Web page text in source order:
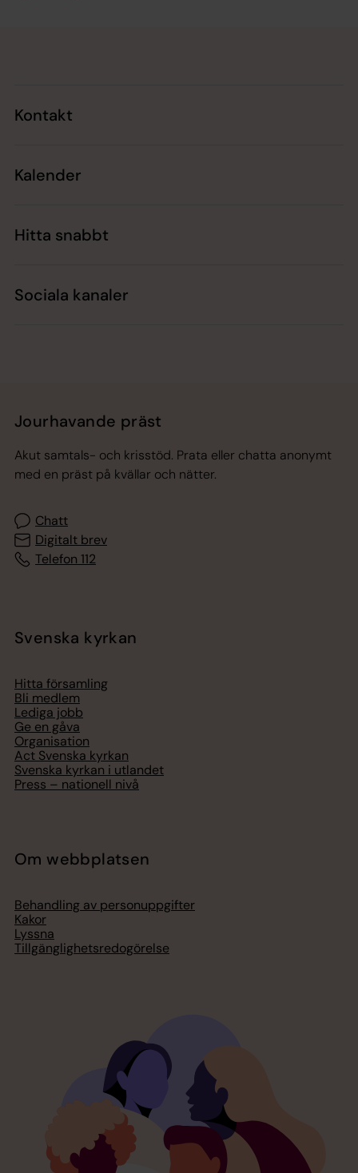
Kontakt
Kalender
Hitta snabbt
Sociala kanaler
Jourhavande präst
Akut samtals- och krisstöd. Prata eller chatta anonymt
med en präst på kvällar och nätter.
Chatt
Digitalt brev
Telefon 112
Svenska kyrkan
Hitta församling
Bli medlem
Lediga jobb
Ge en gåva
Organisation
Act Svenska kyrkan
Svenska kyrkan i utlandet
Press – nationell nivå
Om webbplatsen
Behandling av personuppgifter
Kakor
Lyssna
Tillgänglighetsredogörelse